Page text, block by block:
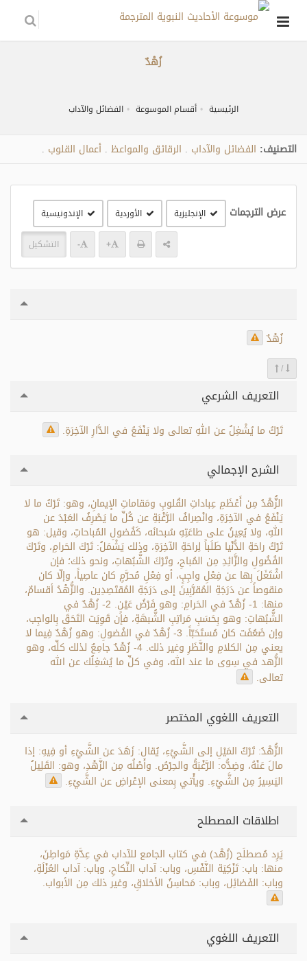
زُهْدٌ
الرئيسية أقسام الموسوعة الفضائل والآداب
التصنيف: الفضائل والآداب الرقائق والمواعظ أعمال القلوب
عرض الترجمات الإنجليزية الأوردية الإندونيسية
+
- التشكيل
زُهْدٌ
/
التعريف الشرعي
تَرْكُ ما يُشْغِلُ عن اللهِ تعالى ولا يَنْفَعُ في الدَّارِ الآخِرَةِ.
الشرح الإجمالي
الزُّهْدُ مِن أَعْظَمِ عِباداتِ القُلوبِ ومَقاماتِ الإيمانِ، وهو: تَرْكُ ما لا
يَنْفَعُ في الآخِرَةِ، وانْصِرافُ الرَّغْبَةِ عن كُلِّ ما يَصْرِفُ العَبْدَ عن
اللهِ، ولا يُعِينُ على طاعَتِهِ سُبحانَه، كَفُضولِ المُباحاتِ، وقيل: هو
تَرْكُ راحَةِ الدُّنْيا طَلَباً لِراحَةِ الآخِرَةِ، وذلك يَشْمَلُ: تَرْكَ الحَرامِ، وتَرْكَ
الفُضُولِ والزَّائِدِ مِن المُباحِ، وتَرْكَ الشُّبُهاتِ، ونحو ذلك؛ فإن
اشْتَغَلَ بِها عن فِعْلِ واجِبٍ، أو فِعْلِ مُحرَّمٍ كان عاصِياً، وإلّا كان
منقوصاً عن دَرَجَةِ المُقرَّبِينَ إلى دَرَجَةِ المُقتَصِدِين. والزُّهْدُ أقسامٌ،
منها: 1- زُهْدٌ في الحَرامِ: وهو فَرْضُ عَيْنٍ. 2- زُهْدٌ في
الشُّبُهاتِ: وهو بِحَسَبِ مَراتِبِ الشُّبهَةِ، فإن قَوِيَت التَحَقَ بِالواجِب،
وإن ضَعُفَت كان مُستَحَبّاً. 3- زُهْدٌ في الفُضولِ: وهو زُهْدٌ فِيما لا
يعني مِن الكلامِ والنَّظَرِ وغير ذلك. 4- زُهْدٌ جامِعٌ لذلك كلِّه، وهو
الزُّهد في سِوى ما عند الله، وفي كلِّ ما يُشغِلُك عن الله
تعالى.
التعريف اللغوي المختصر
الزُّهْدُ: تَرْكُ المَيْلِ إلى الشَّيْءِ، يُقال: زَهَدَ عن الشَّيْءِ أو فِيهِ: إذا
مالَ عَنْهُ، وضِدُّه: الرَّغْبَةُ والحِرْصُ. وأَصْلُه مِن الزَّهْدِ، وهو: القَلِيلُ
اليَسِيرُ مِن الشَّيْءِ. ويأْتي بِمعنى الإعْراضِ عن الشَّيْءِ.
اطلاقات المصطلح
يَرِد مُصطلَح (زُهْد) في كتاب الجامع للآداب في عِدَّةِ مَواطِنَ،
منها: باب: تَزْكِيَة النَّفْسِ، وباب: آداب النِّكاحِ، وباب: آداب العُزْلَةِ،
وباب: الفَضائِل، وباب: مَحاسِنُ الأخلاقِ، وغير ذلك مِن الأبواب.
التعريف اللغوي